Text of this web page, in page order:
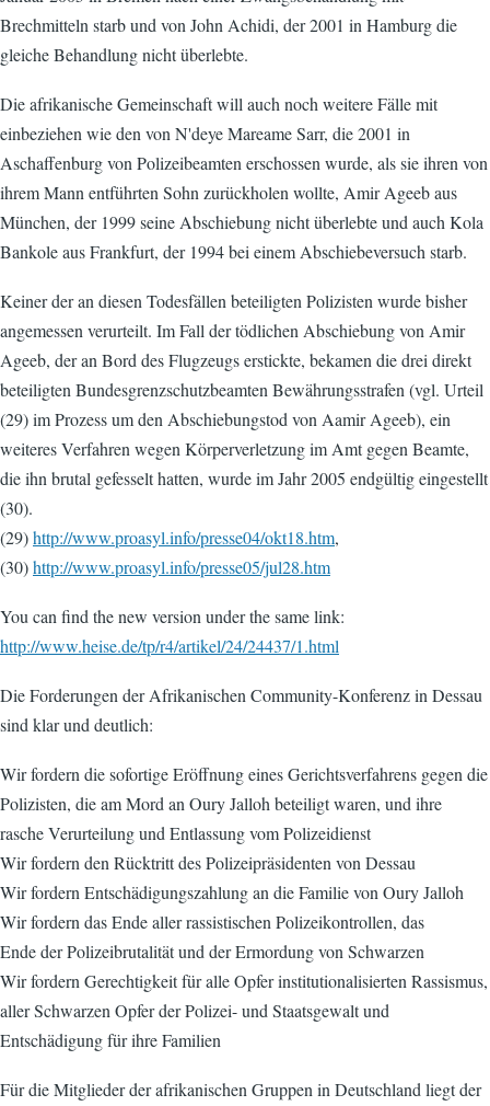
Brechmitteln starb und von John Achidi, der 2001 in Hamburg die
gleiche Behandlung nicht überlebte.
Die afrikanische Gemeinschaft will auch noch weitere Fälle mit
einbeziehen wie den von N'deye Mareame Sarr, die 2001 in
Aschaffenburg von Polizeibeamten erschossen wurde, als sie ihren von
ihrem Mann entführten Sohn zurückholen wollte, Amir Ageeb aus
München, der 1999 seine Abschiebung nicht überlebte und auch Kola
Bankole aus Frankfurt, der 1994 bei einem Abschiebeversuch starb.
Keiner der an diesen Todesfällen beteiligten Polizisten wurde bisher
angemessen verurteilt. Im Fall der tödlichen Abschiebung von Amir
Ageeb, der an Bord des Flugzeugs erstickte, bekamen die drei direkt
beteiligten Bundesgrenzschutzbeamten Bewährungsstrafen (vgl. Urteil
(29) im Prozess um den Abschiebungstod von Aamir Ageeb), ein
weiteres Verfahren wegen Körperverletzung im Amt gegen Beamte,
die ihn brutal gefesselt hatten, wurde im Jahr 2005 endgültig eingestellt
(30).
(29)http://www.proasyl.info/presse04/okt18.htm,
(30)http://www.proasyl.info/presse05/jul28.htm
You can find the new version under the same link:
http://www.heise.de/tp/r4/artikel/24/24437/1.html
Die Forderungen der Afrikanischen Community-Konferenz in Dessau
sind klar und deutlich:
Wir fordern die sofortige Eröffnung eines Gerichtsverfahrens gegen die
Polizisten, die am Mord an Oury Jalloh beteiligt waren, und ihre
rasche Verurteilung und Entlassung vom Polizeidienst
Wir fordern den Rücktritt des Polizeipräsidenten von Dessau
Wir fordern Entschädigungszahlung an die Familie von Oury Jalloh
Wir fordern das Ende aller rassistischen Polizeikontrollen, das
Ende der Polizeibrutalität und der Ermordung von Schwarzen
Wir fordern Gerechtigkeit für alle Opfer institutionalisierten Rassismus,
aller Schwarzen Opfer der Polizei- und Staatsgewalt und
Entschädigung für ihre Familien
Für die Mitglieder der afrikanischen Gruppen in Deutschland liegt der